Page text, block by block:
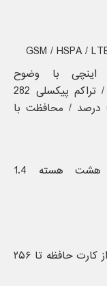
نمایشگر آی‌پی‌اس ال‌سی‌دی 5.2 اینچی با وضوح
HD (رزولوشن 720 در 1280 پیکسل) / تراکم پیکسلی 282
پی‌پی‌آی / نسبت صفحه به بدنه 68.7 درصد / محافظت با
چیپست اسنپدراگون 430 شامل هشت هسته 1.4
۱۶ گیگابایت حافظه داخلی / پشتیبانی از کارت حافظه تا ۲۵۶